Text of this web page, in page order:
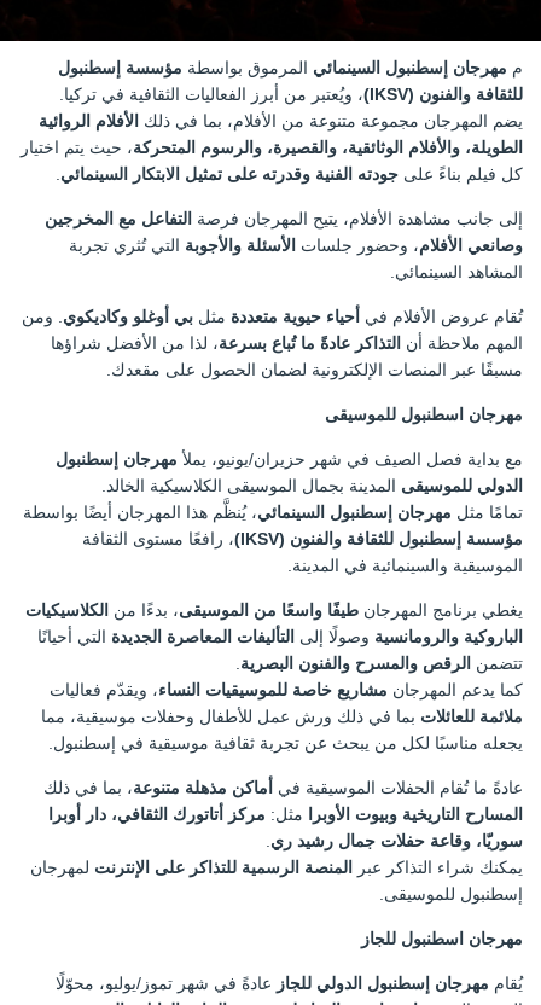
م مهرجان إسطنبول السينمائي المرموق بواسطة مؤسسة إسطنبول
للثقافة والفنون (IKSV)
، ويُعتبر من أبرز الفعاليات الثقافية في تركيا.
يضم المهرجان مجموعة متنوعة من الأفلام، بما في ذلك الأفلام الروائية
الطويلة، والأفلام الوثائقية، والقصيرة، والرسوم المتحركة، حيث يتم اختيار
كل فيلم بناءً على جودته الفنية وقدرته على تمثيل الابتكار السينمائي
إلى جانب مشاهدة الأفلام، يتيح المهرجان فرصة التفاعل مع المخرجين
وصانعي الأفلام، وحضور جلسات الأسئلة والأجوبة التي تُثري تجربة
المشاهد السينمائي.
تُقام عروض الأفلام في أحياء حيوية متعددة مثل بي أوغلو وكاديكوي . ومن
المهم ملاحظة أن التذاكر عادةً ما تُباع بسرعة، لذا من الأفضل شراؤها
مسبقًا عبر المنصات الإلكترونية لضمان الحصول على مقعدك.
مهرجان اسطنبول للموسيقى
مع بداية فصل الصيف في شهر حزيران/يونيو، يملأ مهرجان إسطنبول
الدولي للموسيقى المدينة بجمال الموسيقى الكلاسيكية الخالد.
تمامًا مثل مهرجان إسطنبول السينمائي، يُنظَّم هذا المهرجان أيضًا بواسطة
مؤسسة إسطنبول للثقافة والفنون (IKSV)
، رافعًا مستوى الثقافة
الموسيقية والسينمائية في المدينة.
يغطي برنامج المهرجان طيفًا واسعًا من الموسيقى، بدءًا من الكلاسيكيات
الباروكية والرومانسية وصولًا إلى التأليفات المعاصرة الجديدة التي أحيانًا
تتضمن الرقص والمسرح والفنون البصرية
كما يدعم المهرجان مشاريع خاصة للموسيقيات النساء، ويقدّم فعاليات
ملائمة للعائلات بما في ذلك ورش عمل للأطفال وحفلات موسيقية، مما
يجعله مناسبًا لكل من يبحث عن تجربة ثقافية موسيقية في إسطنبول.
عادةً ما تُقام الحفلات الموسيقية في أماكن مذهلة متنوعة، بما في ذلك
المسارح التاريخية وبيوت الأوبرا
مثل: مركز أتاتورك الثقافي، دار أوبرا
سوريّا، وقاعة حفلات جمال رشيد ري
يمكنك شراء التذاكر عبر
المنصة الرسمية للتذاكر على الإنترنت لمهرجان
إسطنبول للموسيقى.
مهرجان اسطنبول للجاز
يُقام مهرجان إسطنبول الدولي للجاز عادةً في شهر تموز/يوليو، محوّلًا